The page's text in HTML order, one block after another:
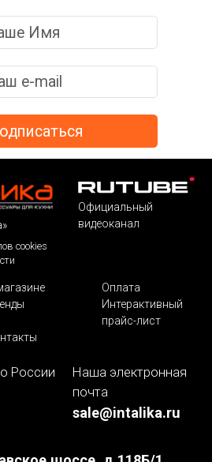
cookies
Официальный
видеоканал
Оплата
Интерактивный
прайс-лист
России
Наша электронная
почта
sale@intalika.ru